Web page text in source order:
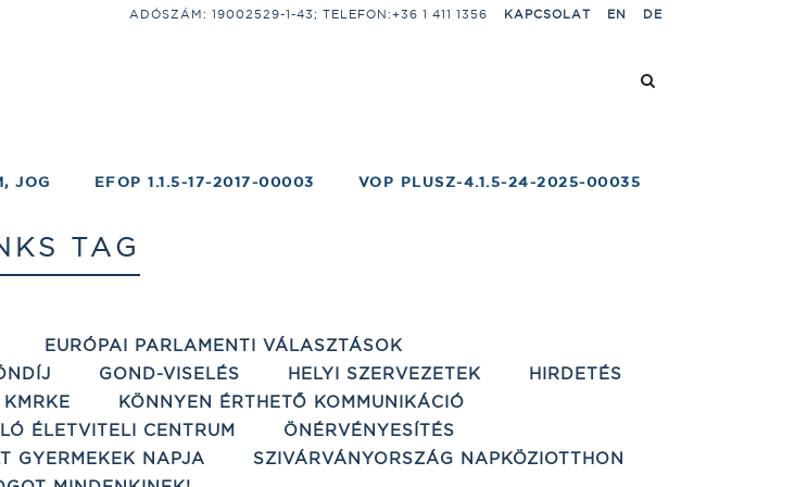
ADÓSZÁM: 19002529-1-43; TELEFON:+36 1 411 1356 KAPCSOLAT EN DE
JOG EFOP 1.1.5-17-2017-00003 VOP PLUSZ-4.1.5-24-2025-00035
TAG
EURÓPAI PARLAMENTI VÁLASZTÁSOK
GOND-VISELÉS HELYI SZERVEZETEK
HIRDETÉS
KMRKE
KÖNNYEN ÉRTHETŐ KOMMUNIKÁCIÓ
ÉLETVITELI CENTRUM
ÖNÉRVÉNYESÍTÉS
GYERMEKEK NAPJA
SZIVÁRVÁNYORSZÁG NAPKÖZIOTTHON